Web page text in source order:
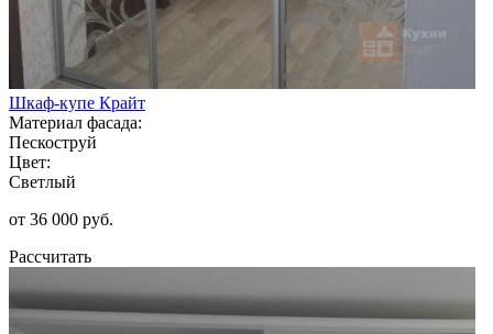
Шкаф-купе Крайт
Материал фасада:
Пескоструй
Цвет:
Светлый
от 36 000 руб.
Рассчитать